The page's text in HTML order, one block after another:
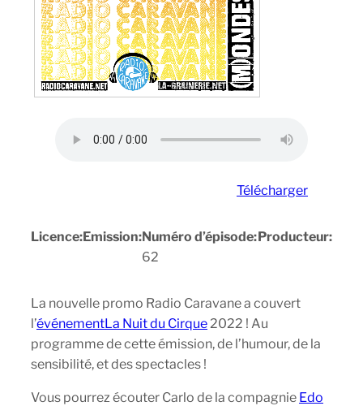
Télécharger
Licence:Emission:Numéro d’épisode:
62
Producteur:
La nouvelle promo Radio Caravane a couvert
l’événementLa Nuit du Cirque2022 ! Au
programme de cette émission, de l’humour, de la
sensibilité, et des spectacles !
Vous pourrez écouter Carlo de la compagnie Edo